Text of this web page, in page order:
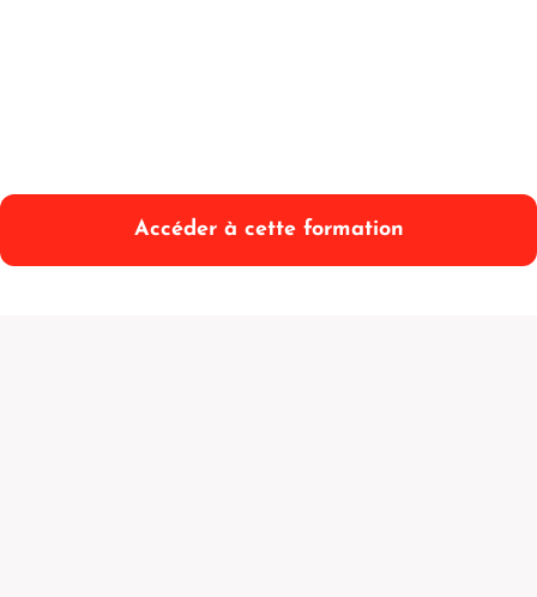
Accéder à cette formation